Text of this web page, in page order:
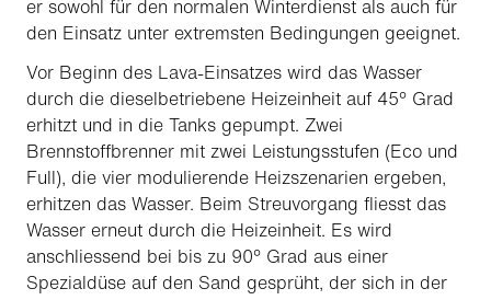
er sowohl für den normalen Winterdienst als auch für
den Einsatz unter extremsten Bedingungen geeignet.
Vor Beginn des Lava-Einsatzes wird das Wasser
durch die dieselbetriebene Heizeinheit auf 45° Grad
erhitzt und in die Tanks gepumpt. Zwei
Brennstoffbrenner mit zwei Leistungsstufen (Eco und
Full), die vier modulierende Heizszenarien ergeben,
erhitzen das Wasser. Beim Streuvorgang fliesst das
Wasser erneut durch die Heizeinheit. Es wird
anschliessend bei bis zu 90° Grad aus einer
Spezialdüse auf den Sand gesprüht, der sich in der